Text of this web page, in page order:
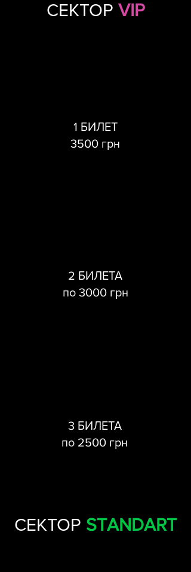
СЕКТОР VIP
1 БИЛЕТ
3500 грн
2 БИЛЕТА
по 3000 грн
3 БИЛЕТА
по 2500 грн
СЕКТОР STANDART